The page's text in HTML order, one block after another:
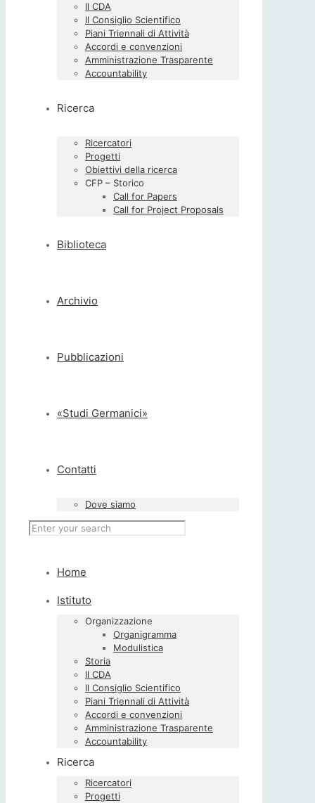
Il CDA
Il Consiglio Scientifico
Piani Triennali di Attività
Accordi e convenzioni
Amministrazione Trasparente
Accountability
Ricerca
Ricercatori
Progetti
Obiettivi della ricerca
CFP – Storico
Call for Papers
Call for Project Proposals
Biblioteca
Archivio
Pubblicazioni
«Studi Germanici»
Contatti
Dove siamo
Home
Istituto
Organizzazione
Organigramma
Modulistica
Storia
Il CDA
Il Consiglio Scientifico
Piani Triennali di Attività
Accordi e convenzioni
Amministrazione Trasparente
Accountability
Ricerca
Ricercatori
Progetti